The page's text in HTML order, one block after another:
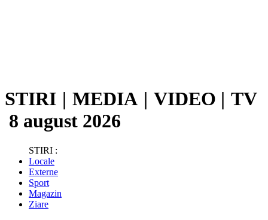
STIRI | MEDIA | VIDEO | TV
8 august 2026
STIRI :
Locale
Externe
Sport
Magazin
Ziare